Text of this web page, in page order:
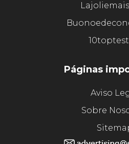
Páginas
Aviso
Sobre